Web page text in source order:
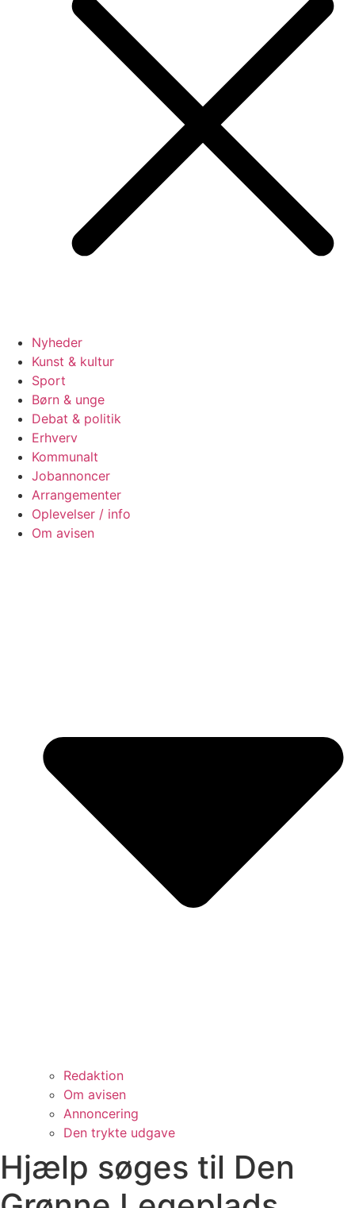
Nyheder
Kunst & kultur
Sport
Børn & unge
Debat & politik
Erhverv
Kommunalt
Jobannoncer
Arrangementer
Oplevelser / info
Om avisen
Redaktion
Om avisen
Annoncering
Den trykte udgave
Hjælp søges til Den